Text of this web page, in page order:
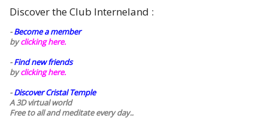
Discover the Club Interneland :
-Become a member
byclicking here.
-Find new friends
byclicking here.
-Discover Cristal Temple
A 3D virtual world
Free to all and meditate every day..